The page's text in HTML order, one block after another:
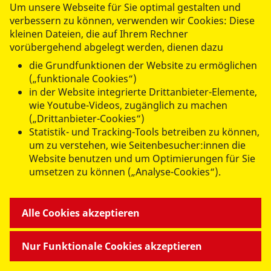
datenschutzkonform mitShariff
MITMACHEN & HELFEN
Um unsere Webseite für Sie optimal gestalten und
verbessern zu können, verwenden wir Cookies: Diese
kleinen Dateien, die auf Ihrem Rechner
vorübergehend abgelegt werden, dienen dazu
die Grundfunktionen der Website zu ermöglichen
(„funktionale Cookies“)
in der Website integrierte Drittanbieter-Elemente,
wie Youtube-Videos, zugänglich zu machen
(„Drittanbieter-Cookies“)
Statistik- und Tracking-Tools betreiben zu können,
um zu verstehen, wie Seitenbesucher:innen die
Website benutzen und um Optimierungen für Sie
umsetzen zu können („Analyse-Cookies“).
Nur Funktionale Cookies akzeptieren
Alle Cookies akzeptieren